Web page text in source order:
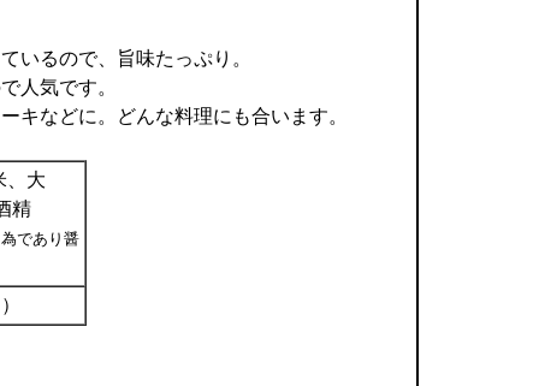
いるので、旨味たっぷり。
人気です。
キなどに。どんな料理にも合います。
、大
精
であり醤